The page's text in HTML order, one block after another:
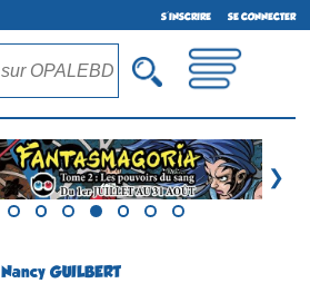
S'INSCRIRE SE CONNECTER
❯
Nancy GUILBERT